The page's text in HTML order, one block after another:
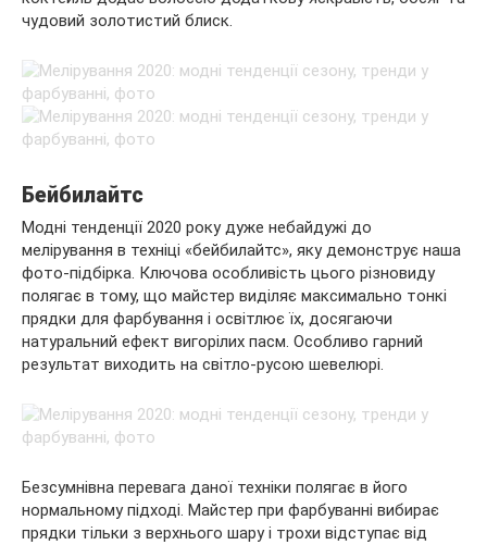
чудовий золотистий блиск.
Бейбилайтс
Модні тенденції 2020 року дуже небайдужі до
мелірування в техніці «бейбилайтс», яку демонструє наша
фото-підбірка. Ключова особливість цього різновиду
полягає в тому, що майстер виділяє максимально тонкі
прядки для фарбування і освітлює їх, досягаючи
натуральний ефект вигорілих пасм. Особливо гарний
результат виходить на світло-русою шевелюрі.
Безсумнівна перевага даної техніки полягає в його
нормальному підході. Майстер при фарбуванні вибирає
прядки тільки з верхнього шару і трохи відступає від